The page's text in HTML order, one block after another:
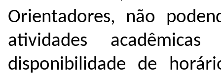
Orientadores, não
atividades
disponibilidade de